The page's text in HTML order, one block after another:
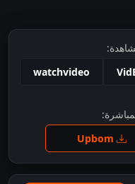
watchvideo